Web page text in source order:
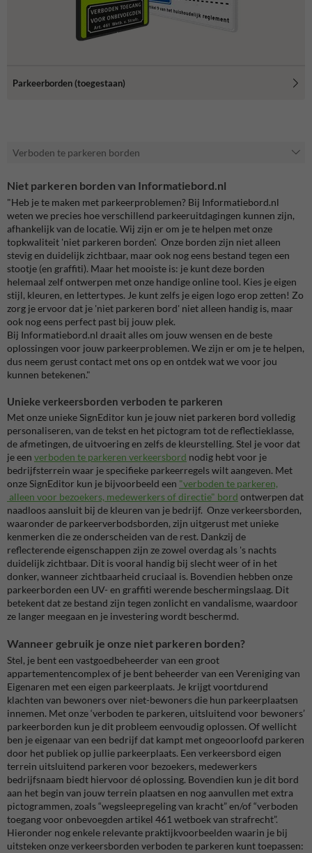
Parkeerborden (toegestaan)
Verboden te parkeren borden
Niet parkeren borden van Informatiebord.nl
"Heb je te maken met parkeerproblemen? Bij Informatiebord.nl
weten we precies hoe verschillend parkeeruitdagingen kunnen zijn,
afhankelijk van de locatie. Wij zijn er om je te helpen met onze
topkwaliteit 'niet parkeren borden'. Onze borden zijn niet alleen
stevig en duidelijk zichtbaar, maar ook nog eens bestand tegen een
stootje (en graffiti). Maar het mooiste is: je kunt deze borden
helemaal zelf ontwerpen met onze handige online tool. Kies je eigen
stijl, kleuren, en lettertypes. Je kunt zelfs je eigen logo erop zetten! Zo
zorg je ervoor dat je 'niet parkeren bord' niet alleen handig is, maar
ook nog eens perfect past bij jouw plek.
Bij Informatiebord.nl draait alles om jouw wensen en de beste
oplossingen voor jouw parkeerproblemen. We zijn er om je te helpen,
dus neem gerust contact met ons op en ontdek wat we voor jou
kunnen betekenen."
Unieke verkeersborden verboden te parkeren
Met onze unieke SignEditor kun je jouw niet parkeren bord volledig
personaliseren, van de tekst en het pictogram tot de reflectieklasse,
de afmetingen, de uitvoering en zelfs de kleurstelling. Stel je voor dat
je een verboden te parkeren verkeersbord nodig hebt voor je
bedrijfsterrein waar je specifieke parkeerregels wilt aangeven. Met
onze SignEditor kun je bijvoorbeeld een "verboden te parkeren,
alleen voor bezoekers, medewerkers of directie" bord ontwerpen dat
naadloos aansluit bij de kleuren van je bedrijf. Onze verkeersborden,
waaronder de parkeerverbodsborden, zijn uitgerust met unieke
kenmerken die ze onderscheiden van de rest. Dankzij de
reflecterende eigenschappen zijn ze zowel overdag als 's nachts
duidelijk zichtbaar. Dit is vooral handig bij slecht weer of in het
donker, wanneer zichtbaarheid cruciaal is. Bovendien hebben onze
parkeerborden een UV- en graffiti werende beschermingslaag. Dit
betekent dat ze bestand zijn tegen zonlicht en vandalisme, waardoor
ze langer meegaan en je investering wordt beschermd.
Wanneer gebruik je onze niet parkeren borden?
Stel, je bent een vastgoedbeheerder van een groot
appartementencomplex of je bent beheerder van een Vereniging van
Eigenaren met een eigen parkeerplaats. Je krijgt voortdurend
klachten van bewoners over niet-bewoners die hun parkeerplaatsen
innemen. Met onze ‘verboden te parkeren, uitsluitend voor bewoners’
parkeerborden kun je dit probleem eenvoudig oplossen. Of wellicht
ben je eigenaar van een bedrijf dat kampt met ongeoorloofd parkeren
door het publiek op jullie parkeerplaats. Een verkeersbord eigen
terrein uitsluitend parkeren voor bezoekers, medewerkers
bedrijfsnaam biedt hiervoor dé oplossing. Bovendien kun je dit bord
aan het begin van jouw terrein plaatsen en nog aanvullen met extra
pictogrammen, zoals “wegsleepregeling van kracht” en/of “verboden
toegang voor onbevoegden artikel 461 wetboek van strafrecht”.
Hieronder nog enkele relevante praktijkvoorbeelden waarin je bij
uitsteken onze verkeersborden verboden te parkeren kunt toepassen: